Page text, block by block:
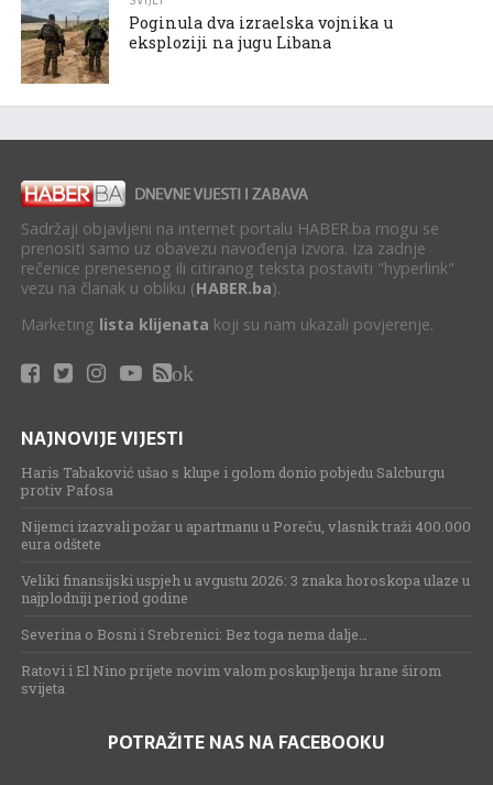
Poginula dva izraelska vojnika u
eksploziji na jugu Libana
Sadržaji objavljeni na internet portalu HABER.ba mogu se
prenositi samo uz obavezu navođenja izvora. Iza zadnje
rečenice prenesenog ili citiranog teksta postaviti "hyperlink"
vezu na članak u obliku (HABER.ba).
Marketing lista klijenata koji su nam ukazali povjerenje.
ok
NAJNOVIJE VIJESTI
Haris Tabaković ušao s klupe i golom donio pobjedu Salcburgu
protiv Pafosa
Nijemci izazvali požar u apartmanu u Poreču, vlasnik traži 400.000
eura odštete
Veliki finansijski uspjeh u avgustu 2026: 3 znaka horoskopa ulaze u
najplodniji period godine
Severina o Bosni i Srebrenici: Bez toga nema dalje…
Ratovi i El Nino prijete novim valom poskupljenja hrane širom
svijeta
POTRAŽITE NAS NA FACEBOOKU